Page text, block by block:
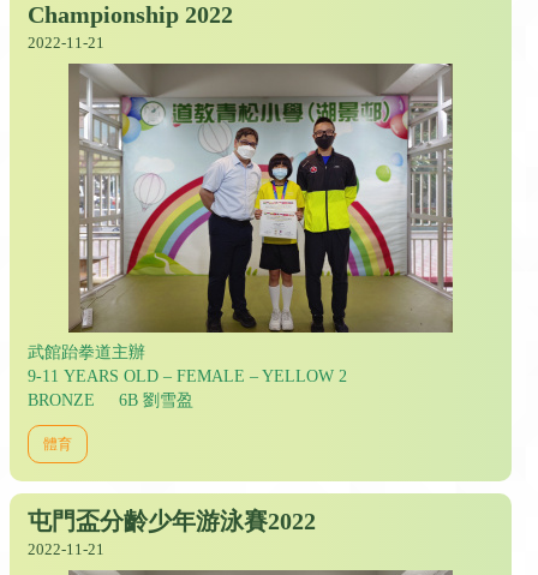
Championship 2022
2022-11-21
武館跆拳道主辦
9-11 YEARS OLD – FEMALE – YELLOW 2
BRONZE 6B 劉雪盈
體育
屯門盃分齡少年游泳賽2022
2022-11-21